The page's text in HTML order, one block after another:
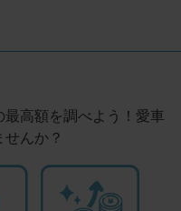
高額を調べよう！愛車
んか？